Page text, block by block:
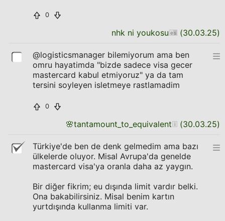
0
nhk ni youkosu (30.03.25)
@logisticsmanager bilemiyorum ama ben
omru hayatimda "bizde sadece visa gecer
mastercard kabul etmiyoruz" ya da tam
tersini soyleyen isletmeye rastlamadim
0
🌸tantamount_to_equivalent (30.03.25)
Türkiye'de ben de denk gelmedim ama bazı
ülkelerde oluyor. Misal Avrupa'da genelde
mastercard visa'ya oranla daha az yaygın.
Bir diğer fikrim; eu dışında limit vardır belki.
Ona bakabilirsiniz. Misal benim kartın
yurtdışında kullanma limiti var.